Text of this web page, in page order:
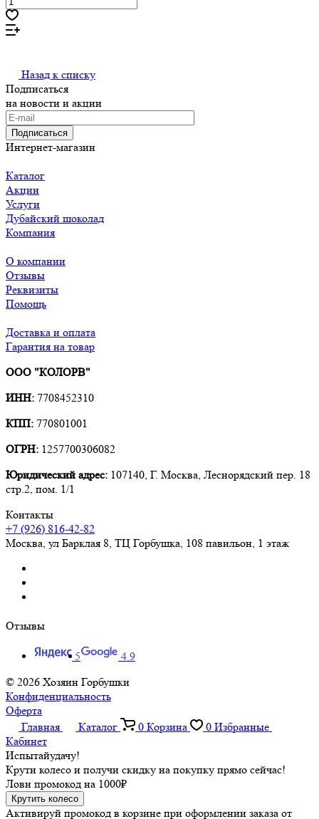
Назад к списку
Подписаться
на новости и акции
Подписаться
Интернет-магазин
Каталог
Акции
Услуги
Дубайский шоколад
Компания
О компании
Отзывы
Реквизиты
Помощь
Доставка и оплата
Гарантия на товар
ООО "КОЛОРВ"
ИНН: 7708452310
КПП: 770801001
ОГРН: 1257700306082
Юридический адрес: 107140, Г. Москва, Леснорядский пер. 18
стр.2, пом. 1/1
Контакты
+7 (926) 816-42-82
Москва, ул Барклая 8, ТЦ Горбушка, 108 павильон, 1 этаж
Отзывы
5
4.9
© 2026 Хозяин Горбушки
Конфиденциальность
Оферта
Главная
Каталог 0 Корзина 0 Избранные
Кабинет
Испытайудачу!
Крути колесо и получи скидку на покупку прямо сейчас!
Лови промокод на 1000₽
Крутить колесо
Активируй промокод в корзине при оформлении заказа от